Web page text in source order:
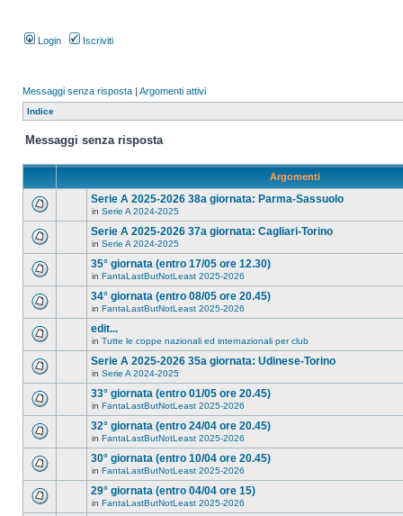
Login Iscriviti
Messaggi senza risposta | Argomenti attivi
Indice
Messaggi senza risposta
Argomenti
Serie A 2025-2026 38a giornata: Parma-Sassuolo
in Serie A 2024-2025
Serie A 2025-2026 37a giornata: Cagliari-Torino
in Serie A 2024-2025
35° giornata (entro 17/05 ore 12.30)
in FantaLastButNotLeast 2025-2026
34° giornata (entro 08/05 ore 20.45)
in FantaLastButNotLeast 2025-2026
edit...
in Tutte le coppe nazionali ed internazionali per club
Serie A 2025-2026 35a giornata: Udinese-Torino
in Serie A 2024-2025
33° giornata (entro 01/05 ore 20.45)
in FantaLastButNotLeast 2025-2026
32° giornata (entro 24/04 ore 20.45)
in FantaLastButNotLeast 2025-2026
30° giornata (entro 10/04 ore 20.45)
in FantaLastButNotLeast 2025-2026
29° giornata (entro 04/04 ore 15)
in FantaLastButNotLeast 2025-2026